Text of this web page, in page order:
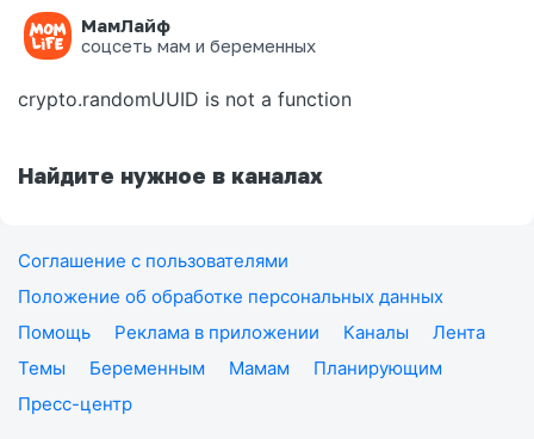
МамЛайф
соцсеть мам и беременных
Ошибка на странице
crypto.randomUUID is not a function
Найдите нужное в каналах
Соглашение с пользователями
Положение об обработке персональных данных
Помощь
Реклама в приложении Каналы
Лента
Темы
Беременным Мамам
Планирующим
Пресс-центр